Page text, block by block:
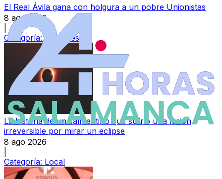
El Real Ávila gana con holgura a un pobre Unionistas
8 ago 2026
Categoría: Deportes
La historia de un salmantino que sufrió una lesión
irreversible por mirar un eclipse
8 ago 2026
Categoría: Local